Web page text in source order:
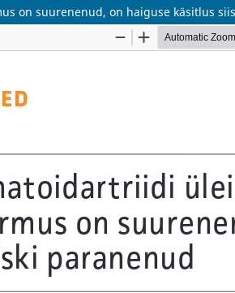
on suurenenud, on haiguse käsitlus